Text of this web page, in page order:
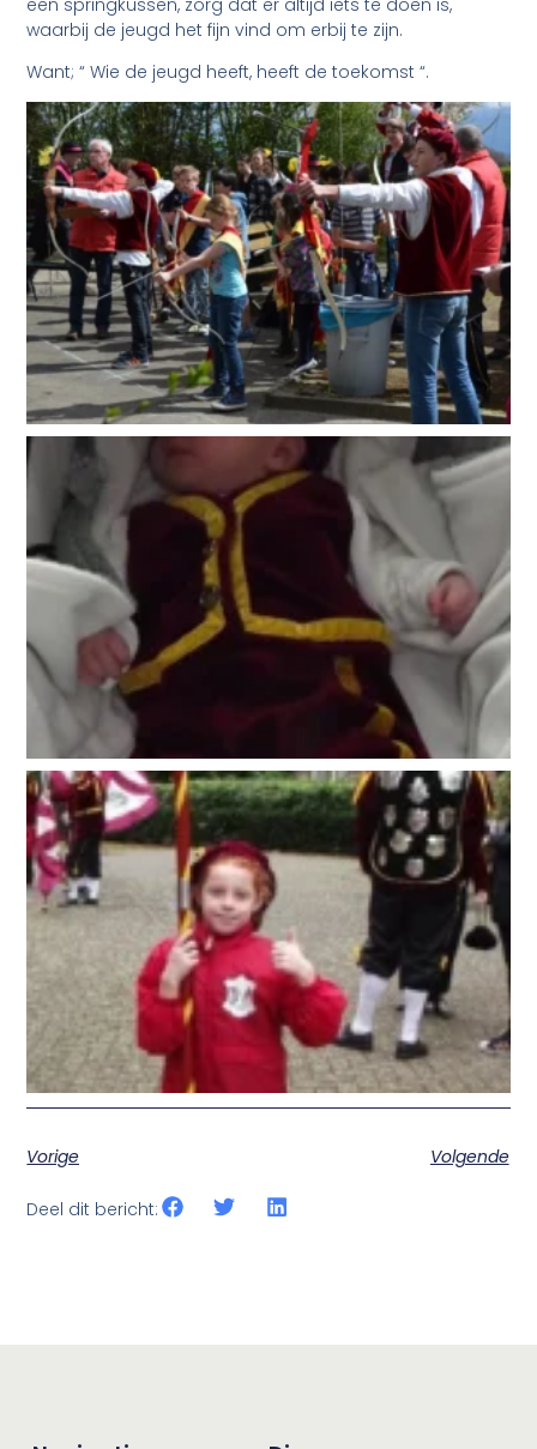
waarbij de jeugd het fijn vind om erbij te zijn.
Want; “ Wie de jeugd heeft, heeft de toekomst “.
Vorige Volgende
Deel dit bericht: